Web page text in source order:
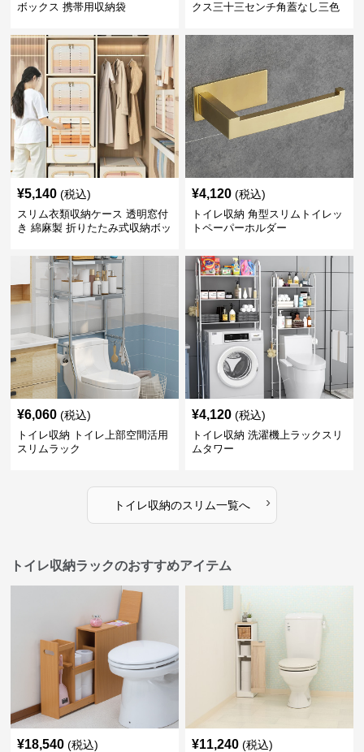
ボックス 携帯用収納袋
クス三十三センチ角蓋なし三色
¥5,140 (税込)
スリム衣類収納ケース 透明窓付
き 綿麻製 折りたたみ式収納ボッ
¥4,120 (税込)
トイレ収納 角型スリムトイレッ
トペーパーホルダー
¥6,060 (税込)
トイレ収納 トイレ上部空間活用
スリムラック
¥4,120 (税込)
トイレ収納 洗濯機上ラックスリ
ムタワー
トイレ収納のスリム一覧へ ›
トイレ収納ラックのおすすめアイテム
¥18,540 (税込) ¥11,240 (税込)